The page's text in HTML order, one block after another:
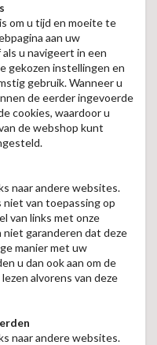
om u tijd en moeite te
aan uw
u navigeert in een
gekozen instellingen en
gebruik. Wanneer u
de eerder ingevoerde
cookies, waardoor u
de webshop kunt
naar andere websites.
niet van toepassing op
van links met onze
garanderen dat deze
manier met uw
u dan ook aan om de
alvorens van deze
naar andere websites.